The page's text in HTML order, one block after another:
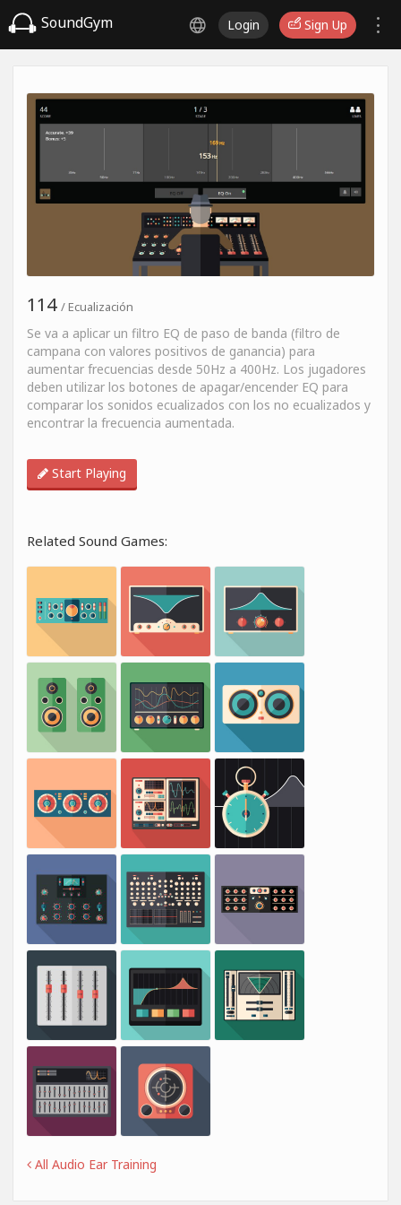
SoundGym Login Sign Up
114 / Ecualización
Se va a aplicar un filtro EQ de paso de banda (filtro de
campana con valores positivos de ganancia) para
aumentar frecuencias desde 50Hz a 400Hz. Los jugadores
deben utilizar los botones de apagar/encender EQ para
comparar los sonidos ecualizados con los no ecualizados y
encontrar la frecuencia aumentada.
Start Playing
Related Sound Games:
All Audio Ear Training